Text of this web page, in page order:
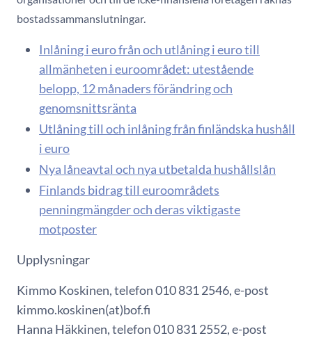
bostadssammanslutningar.
Inlåning i euro från och utlåning i euro till
allmänheten i euroområdet: utestående
belopp, 12 månaders förändring och
genomsnittsränta
Utlåning till och inlåning från finländska hushåll
i euro
Nya låneavtal och nya utbetalda hushållslån
Finlands bidrag till euroområdets
penningmängder och deras viktigaste
motposter
Upplysningar
Kimmo Koskinen, telefon 010 831 2546, e-post
kimmo.koskinen(at)bof.fi
Hanna Häkkinen, telefon 010 831 2552, e-post